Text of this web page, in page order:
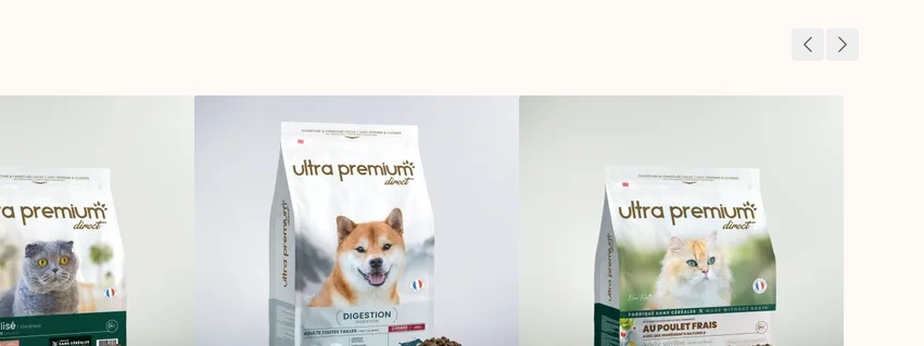
Précédent
Suivant